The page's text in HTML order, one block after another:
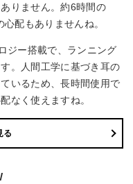
りません。約6時間の
配もありませんね。
ジー搭載で、ランニング
。人間工学に基づき耳の
いるため、長時間使用で
なく使えますね。
る